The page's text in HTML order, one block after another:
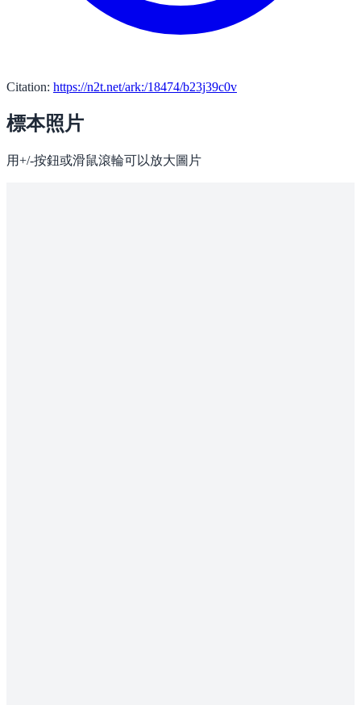
Citation: https://n2t.net/ark:/18474/b23j39c0v
標本照片
用+/-按鈕或滑鼠滾輪可以放大圖片